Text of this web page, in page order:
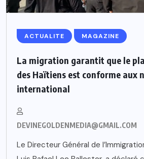
ACTUALITE MAGAZINE
La migration garantit que le
des Haïtiens est conforme aux
international
DEVINEGOLDENMEDIA@GMAIL.COM
Le Directeur Général de